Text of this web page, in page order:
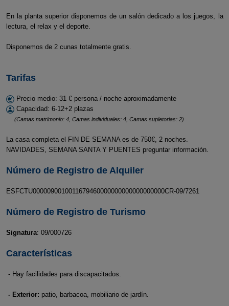
En la planta superior disponemos de un salón dedicado a los juegos, la
lectura, el relax y el deporte.
Disponemos de 2 cunas totalmente gratis.
Tarifas
Precio medio: 31 € persona / noche aproximadamente
Capacidad: 6-12+2 plazas
(Camas matrimonio: 4, Camas individuales: 4, Camas supletorias: 2)
La casa completa el FIN DE SEMANA es de 750€, 2 noches.
NAVIDADES, SEMANA SANTA Y PUENTES preguntar información.
Número de Registro de Alquiler
ESFCTU0000090010011679460000000000000000000CR-09/7261
Número de Registro de Turismo
Signatura: 09/000726
Características
- Hay facilidades para discapacitados.
- Exterior: patio, barbacoa, mobiliario de jardín.